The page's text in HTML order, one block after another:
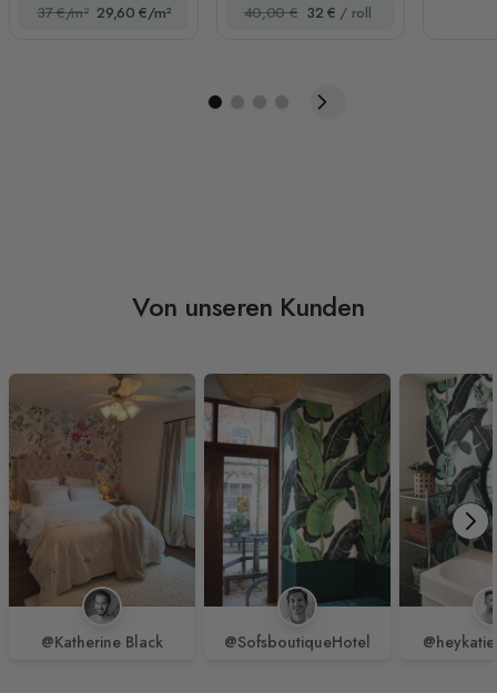
37 €/m² 29,60 €/m²
weißen Mohnblüten
40,00 € 32 € / roll
Von unseren Kunden
@Katherine Black @SofsboutiqueHotel